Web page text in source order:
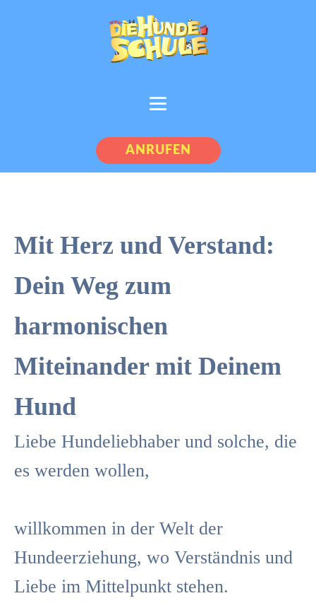
ANRUFEN
Mit Herz und Verstand:
Dein Weg zum
harmonischen
Miteinander mit Deinem
Hund
Liebe Hundeliebhaber und solche, die
es werden wollen,
willkommen in der Welt der
Hundeerziehung, wo Verständnis und
Liebe im Mittelpunkt stehen.